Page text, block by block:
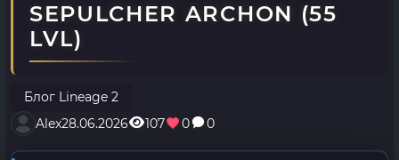
SEPULCHER ARCHON (55
LVL)
Блог Lineage 2
Alex28.06.2026 107 0 0